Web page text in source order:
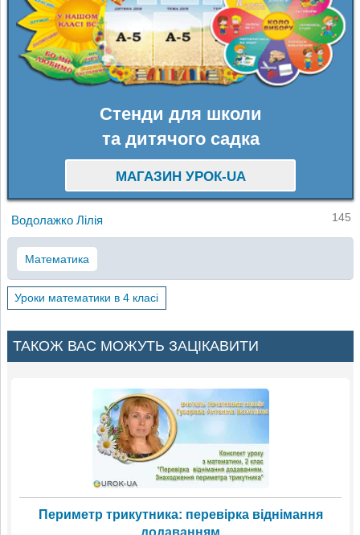
Стенди для школи
та дитячого садка
МАГАЗИН УРОК-UA
Водолажко Лілія 145
Математика
Уроки математики в 4 класі
ТАКОЖ ВАС МОЖУТЬ ЗАЦІКАВИТИ
Периметр трикутника: перевірка віднімання